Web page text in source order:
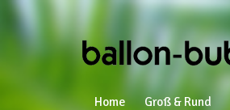
Home Groß & Rund